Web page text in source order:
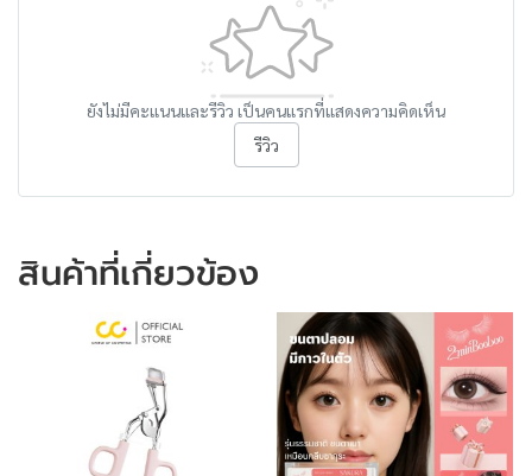
ยังไม่มีคะแนนและรีวิว เป็นคนแรกที่แสดงความคิดเห็น
รีวิว
สินค้าที่เกี่ยวข้อง